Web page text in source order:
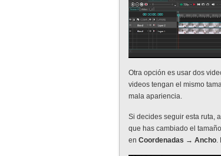
Otra opción es usar dos
videos tengan el mismo
mala apariencia.
Si decides seguir esta ruta,
que has cambiado el
en Coordenadas → Ancho.